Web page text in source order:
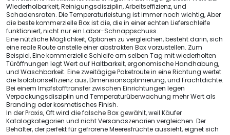
Wiederholbarkeit, Reinigungsdisziplin, Arbeitseffizienz, und
Schadensraten. Die Temperaturleistung ist immer noch wichtig, Aber
die beste kommerzielle Box ist die, die in einer echten Lieferschleife
funktioniert, nicht nur ein Labor-Schnappschuss.
Eine nützliche Möglichkeit, Optionen zu vergleichen, besteht darin, sich
eine reale Route anstelle einer abstrakten Box vorzustellen. Zum
Beispiel, Eine kommerzielle Schleife am selben Tag mit wiederholten
Türöffnungen legt Wert auf Haltbarkeit, ergonomische Handhabung,
und Waschbarkeit. Eine zweitägige Paketroute in eine Richtung wertet
die Isolationseffizienz aus, Dimensionsoptimierung, und Frachtdichte.
Bei einem Impfstofftransfer zwischen Einrichtungen legen
Verpackungsdisziplin und Temperaturüberwachung mehr Wert als
Branding oder kosmetisches Finish.
In der Praxis, Oft wird die falsche Box gewählt, weil Käufer
Katalogkategorien und nicht Versandszenarien vergleichen. Der
Behälter, der perfekt für gefrorene Meeresfrüchte aussieht, eignet sich